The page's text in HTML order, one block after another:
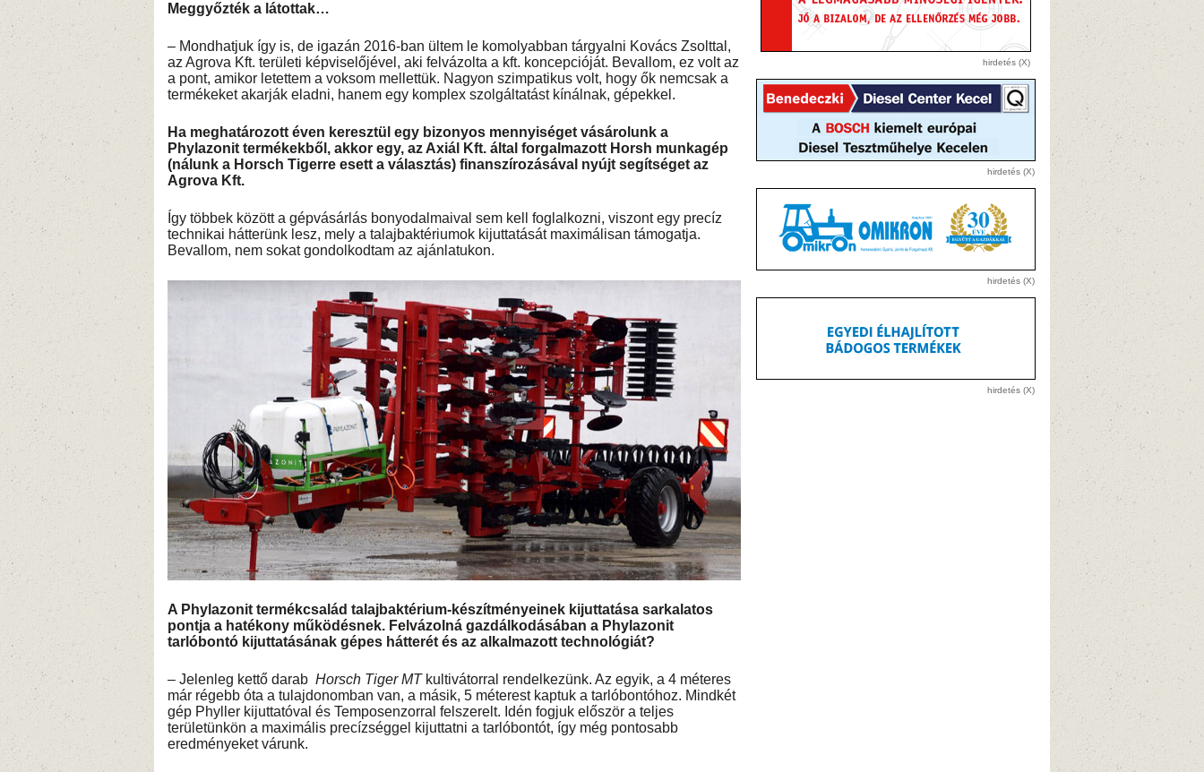
Meggyőzték a látottak…
– Mondhatjuk így is, de igazán 2016-ban ültem le komolyabban tárgyalni Kovács Zsolttal,
az Agrova Kft. területi képviselőjével, aki felvázolta a kft. koncepcióját. Bevallom, ez volt az
a pont, amikor letettem a voksom mellettük. Nagyon szimpatikus volt, hogy ők nemcsak a
termékeket akarják eladni, hanem egy komplex szolgáltatást kínálnak, gépekkel.
Ha meghatározott éven keresztül egy bizonyos mennyiséget vásárolunk a
Phylazonit termékekből, akkor egy, az Axiál Kft. által forgalmazott Horsh munkagép
(nálunk a Horsch Tigerre esett a választás) finanszírozásával nyújt segítséget az
Agrova Kft.
Így többek között a gépvásárlás bonyodalmaival sem kell foglalkozni, viszont egy precíz
technikai hátterünk lesz, mely a talajbaktériumok kijuttatását maximálisan támogatja.
Bevallom, nem sokat gondolkodtam az ajánlatukon.
A Phylazonit termékcsalád talajbaktérium-készítményeinek kijuttatása sarkalatos
pontja a hatékony működésnek. Felvázolná gazdálkodásában a Phylazonit
tarlóbontó kijuttatásának gépes hátterét és az alkalmazott technológiát?
– Jelenleg kettő darab Horsch Tiger MTkultivátorral rendelkezünk. Az egyik, a 4 méteres
már régebb óta a tulajdonomban van, a másik, 5 méterest kaptuk a tarlóbontóhoz. Mindkét
gép Phyller kijuttatóval és Temposenzorral felszerelt. Idén fogjuk először a teljes
területünkön a maximális precízséggel kijuttatni a tarlóbontót, így még pontosabb
eredményeket várunk.